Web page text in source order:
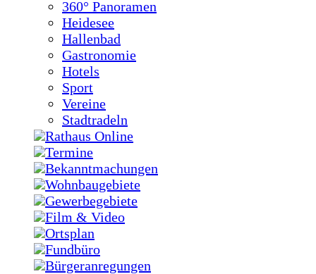
360° Panoramen
Heidesee
Hallenbad
Gastronomie
Hotels
Sport
Vereine
Stadtradeln
Rathaus Online
Termine
Bekanntmachungen
Wohnbaugebiete
Gewerbegebiete
Film & Video
Ortsplan
Fundbüro
Bürgeranregungen